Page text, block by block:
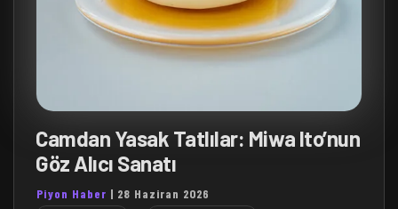
Camdan Yasak Tatlılar: Miwa Ito’nun
Göz Alıcı Sanatı
Piyon Haber | 28 Haziran 2026